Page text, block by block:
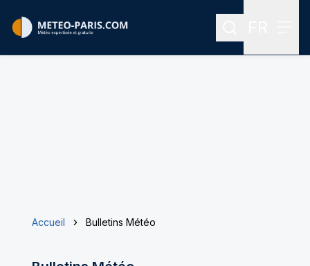
Rechercher
Accueil Bulletins Météo